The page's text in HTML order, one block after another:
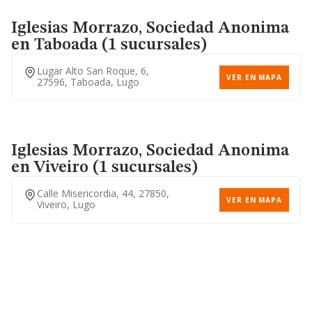
Iglesias Morrazo, Sociedad Anonima
en Taboada (1 sucursales)
Lugar Alto San Roque, 6,
27596, Taboada, Lugo
VER EN MAPA
Iglesias Morrazo, Sociedad Anonima
en Viveiro (1 sucursales)
Calle Misericordia, 44, 27850,
Viveiro, Lugo
VER EN MAPA